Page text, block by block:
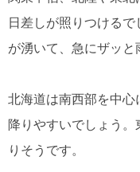
日差しが照りつける
が湧いて、急にザッと
北海道は南西部を中
降りやすいでしょう
りそうです。